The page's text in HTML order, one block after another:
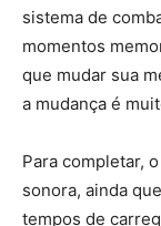
sistema de
momentos
que mudar sua
a mudança é
Para completar,
sonora, ainda
tempos de